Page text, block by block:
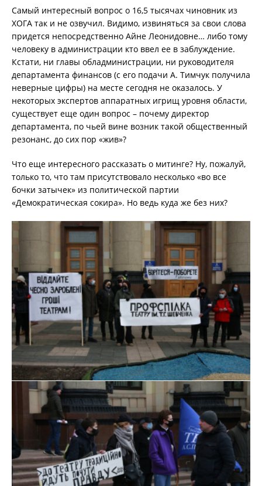
Самый интересный вопрос о 16,5 тысячах чиновник из
ХОГА так и не озвучил. Видимо, извиняться за свои слова
придется непосредственно Айне Леонидовне… либо тому
человеку в администрации кто ввел ее в заблуждение.
Кстати, ни главы обладминистрации, ни руководителя
департамента финансов (с его подачи А. Тимчук получила
неверные цифры) на месте сегодня не оказалось. У
некоторых экспертов аппаратных игрищ уровня области,
существует еще один вопрос – почему директор
департамента, по чьей вине возник такой общественный
резонанс, до сих пор «жив»?
Что еще интересного рассказать о митинге? Ну, пожалуй,
только то, что там присутствовало несколько «во все
бочки затычек» из политической партии
«Демократическая сокира». Но ведь куда же без них?